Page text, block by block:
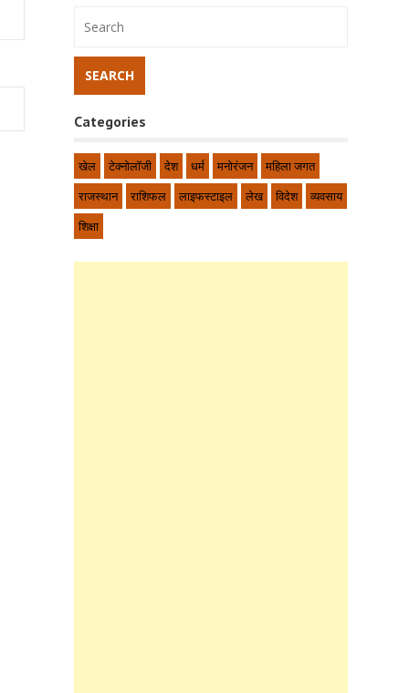
Categories
खेल टेक्नोलॉजी देश धर्म मनोरंजन
महिला जगत
राजस्थान
राशिफल लाइफस्टाइल लेख विदेश
व्यवसाय
शिक्षा